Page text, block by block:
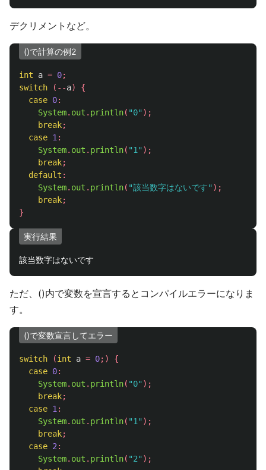
デクリメントなど。
()で計算の例2
int a = 0;
switch
(--a)
{
case 0:
System. out . println( "0" );
break;
case 1 :
System. out . println( "1" );
break;
default :
System. out . println( "該当数字はないです" );
break;
}
実行結果
ただ、()内で変数を宣言するとコンパイルエラーになりま
す。
()で変数宣言してエラー
switch (int a = 0;)
{
case 0:
System. out . println( "0" );
break;
case 1 :
System. out . println( "1" );
break;
case 2 :
System. out . println( "2" );